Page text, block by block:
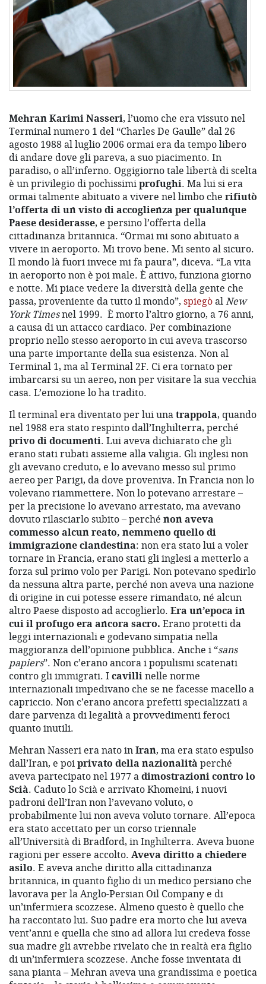
Mehran Karimi Nasseri, l’uomo che era vissuto nel
Terminal numero 1 del “Charles De Gaulle” dal 26
agosto 1988 al luglio 2006 ormai era da tempo libero
di andare dove gli pareva, a suo piacimento. In
paradiso, o all’inferno. Oggigiorno tale libertà di scelta
è un privilegio di pochissimiprofughi. Ma lui si era
ormai talmente abituato a vivere nel limbo che rifiutò
l’offerta di un visto di accoglienza per qualunque
Paese desiderasse, e persino l’offerta della
cittadinanza britannica. “Ormai mi sono abituato a
vivere in aeroporto. Mi trovo bene. Mi sento al sicuro.
Il mondo là fuori invece mi fa paura”, diceva. “La vita
in aeroporto non è poi male. È attivo, funziona giorno
e notte. Mi piace vedere la diversità della gente che
passa, proveniente da tutto il mondo”, spiegòalNew
York Timesnel 1999. È morto l’altro giorno, a 76 anni,
a causa di un attacco cardiaco. Per combinazione
proprio nello stesso aeroporto in cui aveva trascorso
una parte importante della sua esistenza. Non al
Terminal 1, ma al Terminal 2F. Ci era tornato per
imbarcarsi su un aereo, non per visitare la sua vecchia
casa. L’emozione lo ha tradito.
Il terminal era diventato per lui unatrappola, quando
nel 1988 era stato respinto dall’Inghilterra, perché
privo di documenti. Lui aveva dichiarato che gli
erano stati rubati assieme alla valigia. Gli inglesi non
gli avevano creduto, e lo avevano messo sul primo
aereo per Parigi, da dove proveniva. In Francia non lo
volevano riammettere. Non lo potevano arrestare –
per la precisione lo avevano arrestato, ma avevano
dovuto rilasciarlo subito – perché non aveva
commesso alcun reato, nemmeno quello di
immigrazione clandestina: non era stato lui a voler
tornare in Francia, erano stati gli inglesi a metterlo a
forza sul primo volo per Parigi. Non potevano spedirlo
da nessuna altra parte, perché non aveva una nazione
di origine in cui potesse essere rimandato, né alcun
altro Paese disposto ad accoglierlo. Era un’epoca in
cui il profugo era ancora sacro. Erano protetti da
leggi internazionali e godevano simpatia nella
maggioranza dell’opinione pubblica. Anche i “sans
papiers”. Non c’erano ancora i populismi scatenati
contro gli immigrati. Icavillinelle norme
internazionali impedivano che se ne facesse macello a
capriccio. Non c’erano ancora prefetti specializzati a
dare parvenza di legalità a provvedimenti feroci
quanto inutili.
Mehran Nasseri era nato inIran, ma era stato espulso
dall’Iran, e poiprivato della nazionalità perché
aveva partecipato nel 1977 adimostrazioni contro lo
Scià. Caduto lo Scià e arrivato Khomeini, i nuovi
padroni dell’Iran non l’avevano voluto, o
probabilmente lui non aveva voluto tornare. All’epoca
era stato accettato per un corso triennale
all’Università di Bradford, in Inghilterra. Aveva buone
ragioni per essere accolto. Aveva diritto a chiedere
asilo. E aveva anche diritto alla cittadinanza
britannica, in quanto figlio di un medico persiano che
lavorava per la Anglo-Persian Oil Company e di
un’infermiera scozzese. Almeno questo è quello che
ha raccontato lui. Suo padre era morto che lui aveva
vent’anni e quella che sino ad allora lui credeva fosse
sua madre gli avrebbe rivelato che in realtà era figlio
di un’infermiera scozzese. Anche fosse inventata di
sana pianta – Mehran aveva una grandissima e poetica